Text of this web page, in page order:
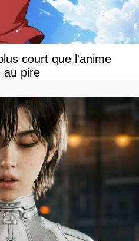
court que l'anime
au pire